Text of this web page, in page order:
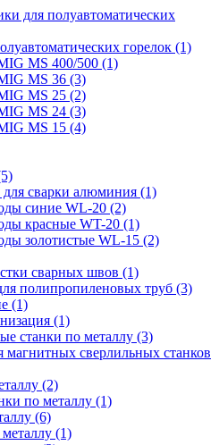
для полуавтоматических
горелок (1)
MS 400/500 (1)
MS 36 (3)
MS 25 (2)
MS 24 (3)
MS 15 (4)
сварки алюминия (1)
синие WL-20 (2)
красные WT-20 (1)
золотистые WL-15 (2)
сварных швов (1)
полипропиленовых труб (3)
(1)
(1)
станки по металлу (3)
магнитных сверлильных станков
(2)
по металлу (1)
(6)
(1)